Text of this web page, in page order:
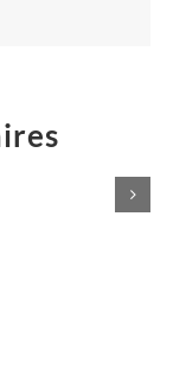
Éruption